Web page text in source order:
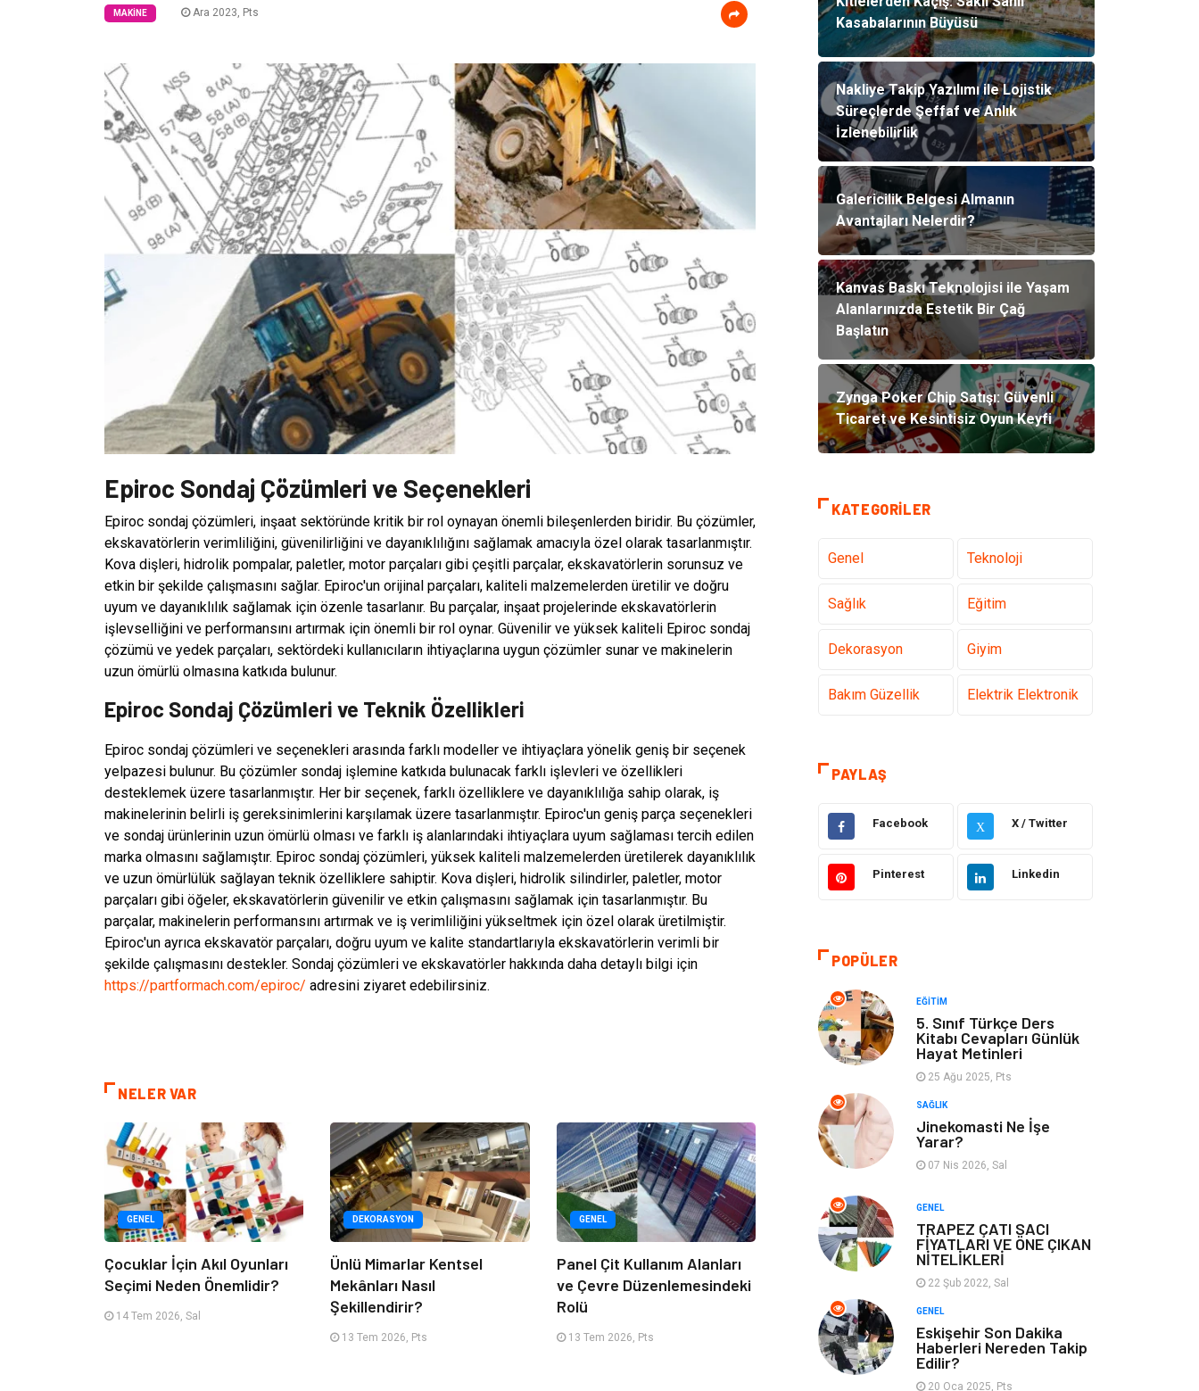
MAKINE Ara 2023, Pts
Epiroc Sondaj Çözümleri ve Seçenekleri
Epiroc sondaj çözümleri, inşaat sektöründe kritik bir rol oynayan önemli bileşenlerden biridir. Bu çözümler,
ekskavatörlerin verimliliğini, güvenilirliğini ve dayanıklılığını sağlamak amacıyla özel olarak tasarlanmıştır.
Kova dişleri, hidrolik pompalar, paletler, motor parçaları gibi çeşitli parçalar, ekskavatörlerin sorunsuz ve
etkin bir şekilde çalışmasını sağlar. Epiroc'un orijinal parçaları, kaliteli malzemelerden üretilir ve doğru
uyum ve dayanıklılık sağlamak için özenle tasarlanır. Bu parçalar, inşaat projelerinde ekskavatörlerin
işlevselliğini ve performansını artırmak için önemli bir rol oynar. Güvenilir ve yüksek kaliteli Epiroc sondaj
çözümü ve yedek parçaları, sektördeki kullanıcıların ihtiyaçlarına uygun çözümler sunar ve makinelerin
uzun ömürlü olmasına katkıda bulunur.
Epiroc Sondaj Çözümleri ve Teknik Özellikleri
Epiroc sondaj çözümleri ve seçenekleri arasında farklı modeller ve ihtiyaçlara yönelik geniş bir seçenek
yelpazesi bulunur. Bu çözümler sondaj işlemine katkıda bulunacak farklı işlevleri ve özellikleri
desteklemek üzere tasarlanmıştır. Her bir seçenek, farklı özelliklere ve dayanıklılığa sahip olarak, iş
makinelerinin belirli iş gereksinimlerini karşılamak üzere tasarlanmıştır. Epiroc'un geniş parça seçenekleri
ve sondaj ürünlerinin uzun ömürlü olması ve farklı iş alanlarındaki ihtiyaçlara uyum sağlaması tercih edilen
marka olmasını sağlamıştır. Epiroc sondaj çözümleri, yüksek kaliteli malzemelerden üretilerek dayanıklılık
ve uzun ömürlülük sağlayan teknik özelliklere sahiptir. Kova dişleri, hidrolik silindirler, paletler, motor
parçaları gibi öğeler, ekskavatörlerin güvenilir ve etkin çalışmasını sağlamak için tasarlanmıştır. Bu
parçalar, makinelerin performansını artırmak ve iş verimliliğini yükseltmek için özel olarak üretilmiştir.
Epiroc'un ayrıca ekskavatör parçaları, doğru uyum ve kalite standartlarıyla ekskavatörlerin verimli bir
şekilde çalışmasını destekler. Sondaj çözümleri ve ekskavatörler hakkında daha detaylı bilgi için
https://partformach.com/epiroc/ adresini ziyaret edebilirsiniz.
NELER VAR
GENEL
Çocuklar İçin Akıl Oyunları
Seçimi Neden Önemlidir?
14 Tem 2026, Sal
DEKORASYON
Ünlü Mimarlar Kentsel
Mekânları Nasıl
Şekillendirir?
13 Tem 2026, Pts
GENEL
Panel Çit Kullanım Alanları
ve Çevre Düzenlemesindeki
Rolü
13 Tem 2026, Pts
Kasabalarının Büyüsü
Nakliye Takip Yazılımı ile Lojistik
Süreçlerde Şeffaf ve Anlık
İzlenebilirlik
Galericilik Belgesi Almanın
Avantajları Nelerdir?
Kanvas Baskı Teknolojisi ile Yaşam
Alanlarınızda Estetik Bir Çağ
Başlatın
Zynga Poker Chip Satışı: Güvenli
Ticaret ve Kesintisiz Oyun Keyfi
KATEGORILER
Genel Teknoloji
Sağlık Eğitim
Dekorasyon Giyim
Bakım Güzellik Elektrik Elektronik
Makine
Bilgisayar &
Otomotiv
Aksesuar
Bebek Giyim Tarih
PAYLAŞ
Facebook X X / Twitter
Pinterest Linkedin
POPÜLER
EĞITIM
5. Sınıf Türkçe Ders
Kitabı Cevapları Günlük
Hayat Metinleri
25 Ağu 2025, Pts
SAĞLIK
Jinekomasti Ne İşe
Yarar?
07 Nis 2026, Sal
GENEL
TRAPEZ ÇATI SACI
FİYATLARI VE ÖNE ÇIKAN
NİTELİKLERİ
22 Şub 2022, Sal
GENEL
Eskişehir Son Dakika
Haberleri Nereden Takip
Edilir?
20 Oca 2025, Pts